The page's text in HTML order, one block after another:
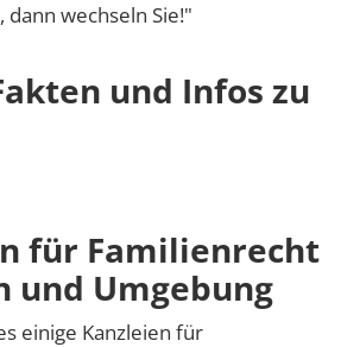
dann wechseln Sie!"
und Infos zu
für Familienrecht
und Umgebung
einige Kanzleien für